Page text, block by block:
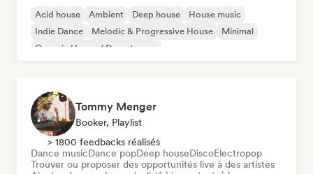
Acid house Ambient Deep house
House music
Indie Dance
Melodic & Progressive House
Minimal
Organic House / Downtempo
Tommy Menger
Booker, Playlist
> 1800 feedbacks réalisés
Dance musicDance popDeep houseDiscoElectropop
Trouver ou proposer des opportunités live à des artistes